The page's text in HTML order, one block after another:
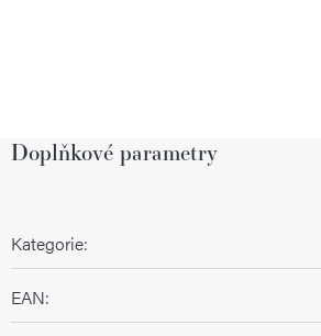
Doplňkové parametry
Kategorie:
EAN: